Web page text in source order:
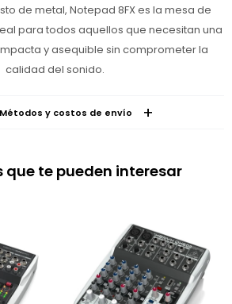
de metal, Notepad 8FX es la mesa de
para todos aquellos que necesitan una
y asequible sin comprometer la
calidad del sonido.
Métodos y costos de envío
que te pueden interesar